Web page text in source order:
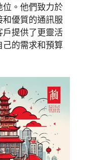
位。他們致力於
優質的通訊服
戶提供了更靈活
己的需求和預算